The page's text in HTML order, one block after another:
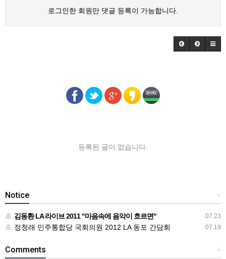
로그인한 회원만 댓글 등록이 가능합니다.
등록된 글이 없습니다.
+
Notice
07.23
김동환 LA 라이브 2011 "마음속에 음악이 흐르면"
07.19
정청래 민주통합당 국회의원 2012 LA 동포 간담회
+
Comments